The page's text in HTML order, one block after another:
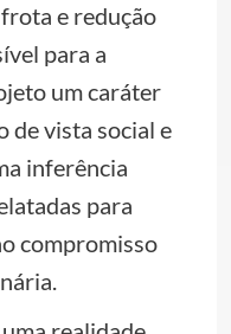
e redução
para a
um caráter
de vista social e
inferência
para
compromisso